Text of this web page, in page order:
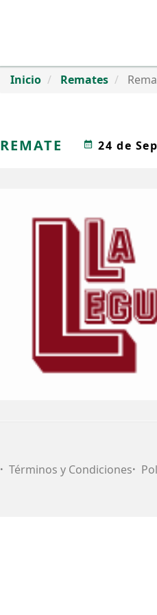
Inicio Remates
REMATE 24 de
Términos y Condiciones